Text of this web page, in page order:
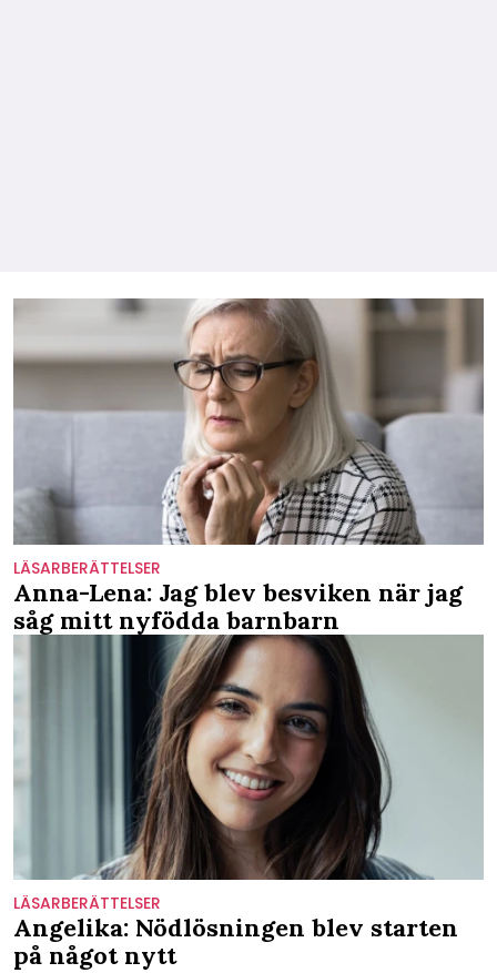
LÄSARBERÄTTELSER
Anna-Lena: Jag blev besviken när jag
såg mitt nyfödda barnbarn
LÄSARBERÄTTELSER
Angelika: Nödlösningen blev starten
på något nytt